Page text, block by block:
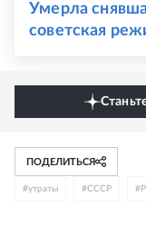
Умерла
советская
ПОДЕЛИТЬСЯ
#утраты #СССР #